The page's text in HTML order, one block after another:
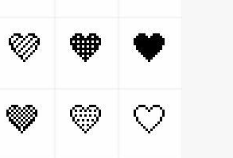
💜 🧡
🖤
🤎 💛 🤍